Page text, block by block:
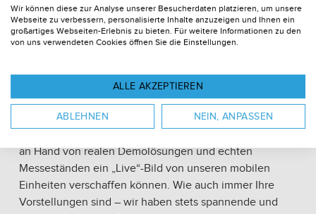
Überzeugt….? Dann grafisches Feintuning und
technische Prüfung anfordern
Besuch unseres Showrooms sowie der
Beauftragung zur Umsetzung des Konzeptes
gemäß Angebot und Freigabe
Zögern Sie auch nicht, uns direkt anzusprechen. Wir
an Hand von realen Demolösungen und echten
Messeständen ein „Live“-Bild von unseren mobilen
Einheiten verschaffen können. Wie auch immer Ihre
Vorstellungen sind – wir haben stets spannende und
Wir können diese zur Analyse unserer Besucherdaten platzieren, um unsere
Webseite zu verbessern, personalisierte Inhalte anzuzeigen und Ihnen ein
großartiges Webseiten-Erlebnis zu bieten. Für weitere Informationen zu den
von uns verwendeten Cookies öffnen Sie die Einstellungen.
ALLE AKZEPTIEREN
ABLEHNEN NEIN, ANPASSEN